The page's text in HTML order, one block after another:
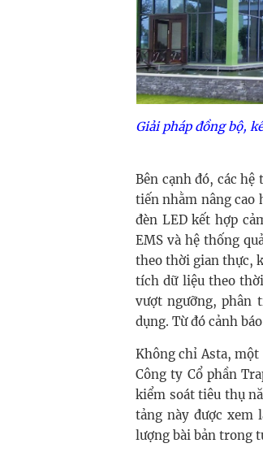
Giải pháp đồng bộ,
Bên cạnh đó, các
tiến nhằm nâng cao
đèn LED kết hợp
EMS và hệ thống
theo thời gian thực,
tích dữ liệu theo
vượt ngưỡng, phân
dụng. Từ đó cảnh
Không chỉ Asta, một
Công ty Cổ phần
kiểm soát tiêu thụ
tảng này được xem
lượng bài bản trong